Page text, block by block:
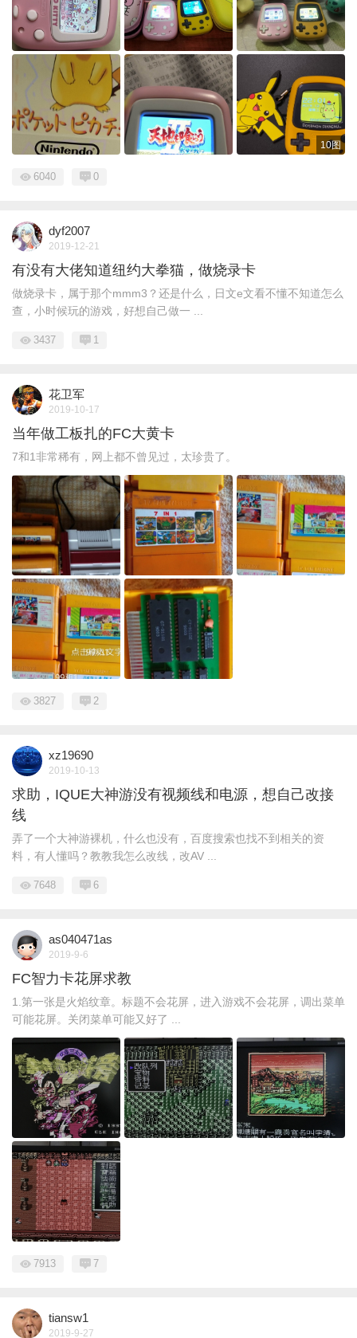
10图
6040 0
dyf2007
2019-12-21
有没有大佬知道纽约大拳猫，做烧录卡
做烧录卡，属于那个mmm3？还是什么，日文e文看不懂不知道怎么
查，小时候玩的游戏，好想自己做一 ...
3437 1
花卫军
2019-10-17
当年做工板扎的FC大黄卡
7和1非常稀有，网上都不曾见过，太珍贵了。
3827 2
xz19690
2019-10-13
求助，IQUE大神游没有视频线和电源，想自己改接
线
弄了一个大神游裸机，什么也没有，百度搜索也找不到相关的资
料，有人懂吗？教教我怎么改线，改AV ...
7648 6
as040471as
2019-9-6
FC智力卡花屏求教
1.第一张是火焰纹章。标题不会花屏，进入游戏不会花屏，调出菜单
可能花屏。关闭菜单可能又好了 ...
7913 7
tiansw1
2019-9-27